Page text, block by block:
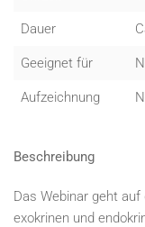
Dauer
Geeignet für
Aufzeichnung
Beschreibung
Das Webinar geht
exokrinen und